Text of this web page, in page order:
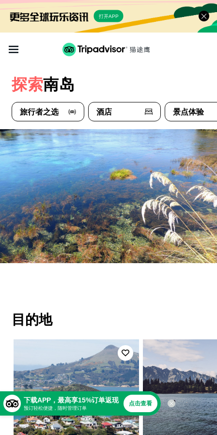
打开APP
探索南岛
旅行者之选 酒店 景点体验
目的地
下载APP，最高享15%订单返现
预订轻松便捷，随时管理订单
点击查看